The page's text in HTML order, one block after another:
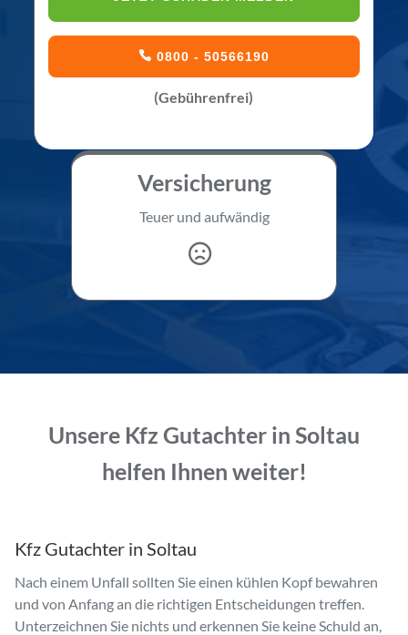
0800 - 50566190
(Gebührenfrei)
Versicherung
Teuer und aufwändig
Unsere Kfz Gutachter in Soltau
helfen Ihnen weiter!
Kfz Gutachter in Soltau
Nach einem Unfall sollten Sie einen kühlen Kopf bewahren
und von Anfang an die richtigen Entscheidungen treffen.
Unterzeichnen Sie nichts und erkennen Sie keine Schuld an,